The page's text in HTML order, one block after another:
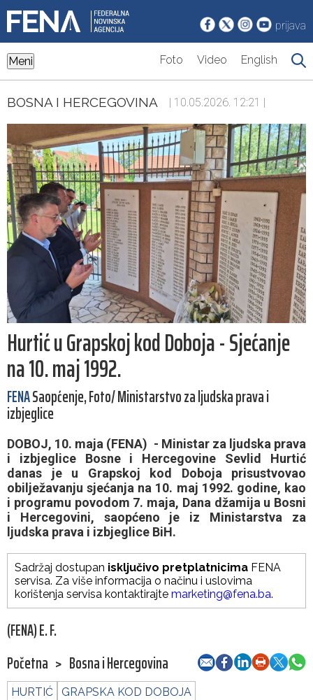
prijava
Meni Foto Video English
BOSNA I HERCEGOVINA | 10.05.2026. 12:21 |
Hurtić u Grapskoj kod Doboja - Sjećanje
na 10. maj 1992.
FENASaopćenje, Foto/ Ministarstvo za ljudska prava i
izbjeglice
DOBOJ, 10. maja (FENA) - Ministar za ljudska prava
i izbjeglice Bosne i Hercegovine Sevlid Hurtić
danas je u Grapskoj kod Doboja prisustvovao
obilježavanju sjećanja na 10. maj 1992. godine, kao
i programu povodom 7. maja, Dana džamija u Bosni
i Hercegovini, saopćeno je iz Ministarstva za
ljudska prava i izbjeglice BiH.
Sadržaj dostupan isključivo pretplatnicima FENA
servisa. Za više informacija o načinu i uslovima
korištenja servisa kontaktirajte marketing@fena.ba.
(FENA) E. F.
Početna > Bosna i Hercegovina
HURTIĆ
GRAPSKA KOD DOBOJA